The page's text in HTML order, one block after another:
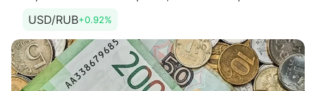
к доллару США. По его словам, это
USD/RUB+0.92%